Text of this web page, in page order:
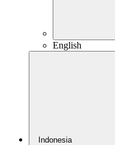
English
Indonesia